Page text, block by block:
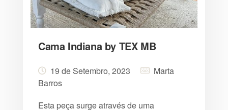
Cama Indiana by TEX MB
19 de Setembro, 2023
Marta
Barros
Esta peça surge através de uma